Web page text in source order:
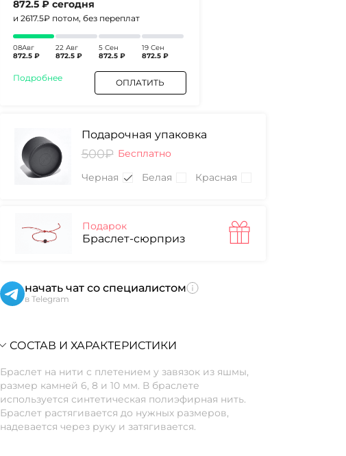
872.5 ₽ сегодня
и 2617.5₽ потом, без переплат
08Авг
872.5 ₽
22 Авг
872.5 ₽
5 Сен
872.5 ₽
19 Сен
872.5 ₽
Подробнее ОПЛАТИТЬ
Подарочная упаковка
500₽ Бесплатно
Черная
Белая Красная
Подарок
Браслет-сюрприз
начать чат со специалистом
в Telegram
СОСТАВ И ХАРАКТЕРИСТИКИ
Браслет на нити с плетением у завязок из яшмы,
размер камней 6, 8 и 10 мм. В браслете
используется синтетическая полиэфирная нить.
Браслет растягивается до нужных размеров,
надевается через руку и затягивается.